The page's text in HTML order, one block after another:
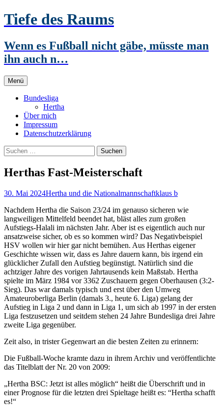
Zum
Inhalt
Tiefe des Raums
Wenn es Fußball nicht gäbe, müsste man
ihn auch n…
Menü
Bundesliga
Hertha
Über mich
Impressum
Datenschutzerklärung
Suchen
nach:
Herthas Fast-Meisterschaft
30. Mai 2024Hertha und die Nationalmannschaftklaus b
Nachdem Hertha die Saison 23/24 im genauso sicheren wie
langweiligen Mittelfeld beendet hat, bläst alles zum großen
Aufstiegs-Halali im nächsten Jahr. Aber ist es eigentlich auch nur
ansatzweise sicher, ob es so kommen wird? Das Negativbeispiel
HSV wollen wir hier gar nicht bemühen. Aus Herthas eigener
Geschichte wissen wir, dass es Jahre dauern kann, bis irgend ein
glücklicher Zufall den Aufstieg begünstigt. Natürlich sind die
achtziger Jahre des vorigen Jahrtausends kein Maßstab. Hertha
spielte im März 1984 vor 3362 Zuschauern gegen Oberhausen (3:2-
Sieg). Das war damals typisch und erst über den Umweg
Amateuroberliga Berlin (damals 3., heute 6. Liga) gelang der
Aufstieg in Liga 2 und dann in Liga 1, um sich ab 1997 in der ersten
Liga festzusetzen und seitdem stehen 24 Jahre Bundesliga drei Jahre
zweite Liga gegenüber.
Zeit also, in trister Gegenwart an die besten Zeiten zu erinnern:
Die Fußball-Woche kramte dazu in ihrem Archiv und veröffentlichte
das Titelblatt der Nr. 20 von 2009:
„Hertha BSC: Jetzt ist alles möglich“ heißt die Überschrift und in
einer Prognose für die letzten drei Spieltage heißt es: “Hertha schafft
es!“